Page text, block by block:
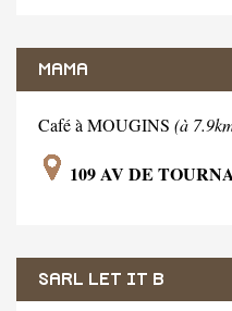
MAMA
Café à MOUGINS (à
109 AV DE
SARL LET IT B